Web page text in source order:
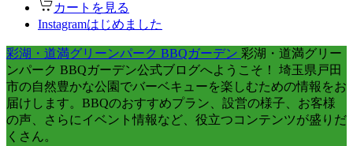
カートを見る
Instagramはじめました
彩湖・道満グリーンパーク BBQガーデン 彩湖・道満グリー
ンパーク BBQガーデン公式ブログへようこそ！ 埼玉県戸田
市の自然豊かな公園でバーベキューを楽しむための情報をお
届けします。BBQのおすすめプラン、設営の様子、お客様
の声、さらにイベント情報など、役立つコンテンツが盛りだ
くさん。